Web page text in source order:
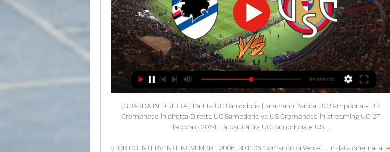
(GUARDA IN DIRETTA!) Partita UC Sampdoria | anamarin Partita UC Sampdoria - US
Cremonese in diretta Diretta UC Sampdoria vs US Cremonese in streaming UC 27
febbraio 2024. La partita tra UC Sampdoria e US ...
STORICO INTERVENTI. NOVEMBRE 2006. 30.11.06 Comando di Vercelli. In data odierna, alle